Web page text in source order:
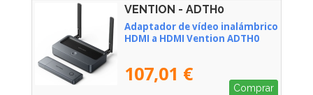
VENTION - ADTH0
Adaptador de vídeo inalámbrico
HDMI a HDMI Vention ADTH0
107,01 €
Comprar